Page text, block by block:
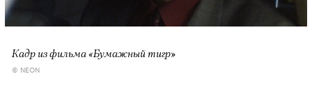
Кадр из фильма «Бумажный тигр»
© NEON